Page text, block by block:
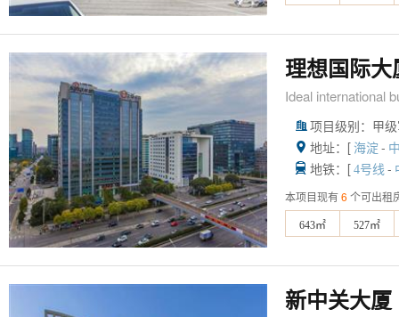
理想国际大
Ideal international
 项目级别：甲
 地址：[ 海淀 -
 地铁：[ 4号线 -
本项目现有6 个可出租
643㎡ 527㎡
新中关大厦